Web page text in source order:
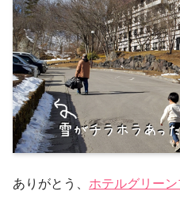
ありがとう、 ホテルグリー